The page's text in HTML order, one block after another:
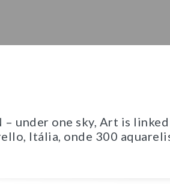
– under one sky, Art is
Itália, onde 300